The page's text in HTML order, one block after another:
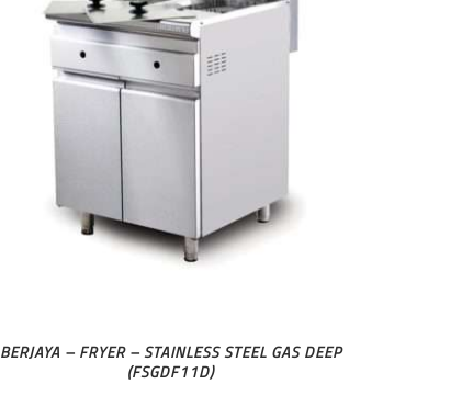
BERJAYA – FRYER – STAINLESS STEEL GAS DEEP
(FSGDF11D)